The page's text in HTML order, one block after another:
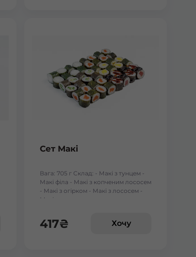
Сет Макі
Вага: 705 г Склад: - Макі з тунцем -
Макі філа - Макі з копченим лососем
- Макі з огірком - Макі з лососем -
Макі з манго
417₴ Хочу